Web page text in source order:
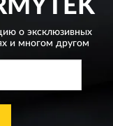
о эксклюзивных
и многом другом